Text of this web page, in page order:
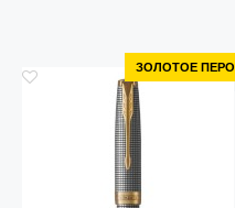
ЗОЛОТОЕ ПЕРО